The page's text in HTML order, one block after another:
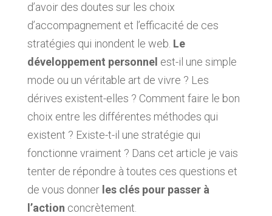
d’avoir des doutes sur les choix
d’accompagnement et l’efficacité de ces
stratégies qui inondent le web. Le
développement personnel est-il une simple
mode ou un véritable art de vivre ? Les
dérives existent-elles ? Comment faire le bon
choix entre les différentes méthodes qui
existent ? Existe-t-il une stratégie qui
fonctionne vraiment ? Dans cet article je vais
tenter de répondre à toutes ces questions et
de vous donner les clés pour passer à
l’action concrètement.